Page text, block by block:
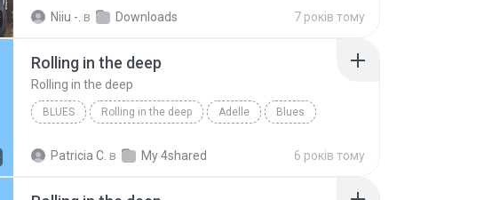
Niiu -. в Downloads 7 років тому
Rolling in the deep
Rolling in the deep
BLUES Rolling in the deep Adelle Blues
Patricia C. в My 4shared 6 років тому